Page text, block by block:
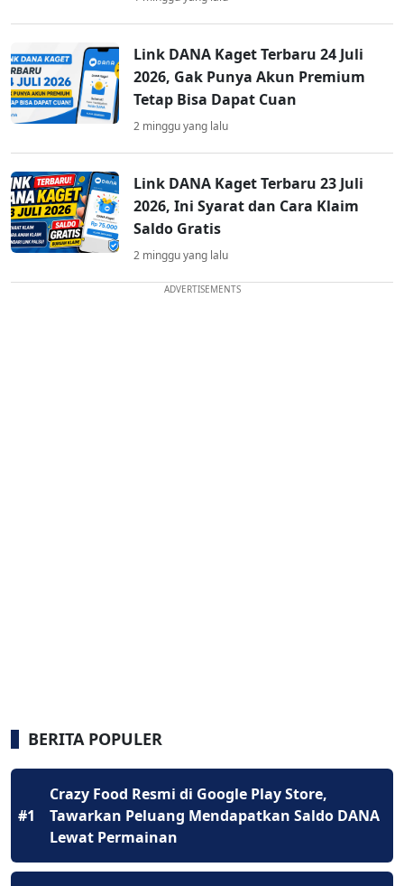
Link DANA Kaget Terbaru 24 Juli
2026, Gak Punya Akun Premium
Tetap Bisa Dapat Cuan
2 minggu yang lalu
Link DANA Kaget Terbaru 23 Juli
2026, Ini Syarat dan Cara Klaim
Saldo Gratis
2 minggu yang lalu
ADVERTISEMENTS
BERITA POPULER
#1
Crazy Food Resmi di Google Play Store,
Tawarkan Peluang Mendapatkan Saldo DANA
Lewat Permainan